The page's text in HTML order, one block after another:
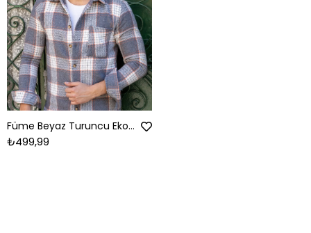
Füme Beyaz Turuncu Ekose Oduncu Gömlek
₺499,99